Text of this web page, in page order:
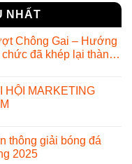
NHẤT
Chông Gai – Hướng
đã khép lại thành
HỘI MARKETING
thông giải bóng đá
2025